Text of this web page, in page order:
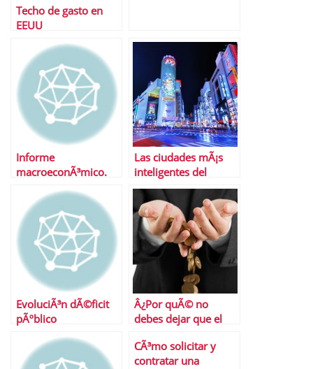
Techo de gasto en
EEUU
Informe
macroeconÃ³mico.
febrero de 2014
Las ciudades mÃ¡s
inteligentes del
mundo
EvoluciÃ³n dÃ©ficit
pÃºblico
Â¿Por quÃ© no
debes dejar que el
ahorros?
CÃ³mo solicitar y
contratar una